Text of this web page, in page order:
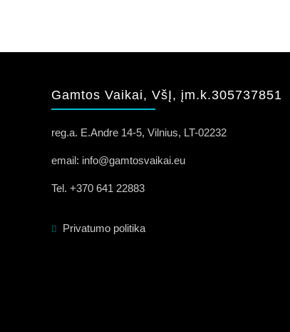
Gamtos Vaikai, VšĮ, įm.k.305737851
reg.a. E.Andre 14-5, Vilnius, LT-02232
email: info@gamtosvaikai.eu
Tel. +370 641 22883
Privatumo politika